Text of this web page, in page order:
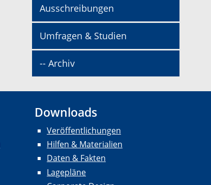
Ausschreibungen
Umfragen & Studien
-- Archiv
Downloads
Veröffentlichungen
Hilfen & Materialien
Daten & Fakten
Lagepläne